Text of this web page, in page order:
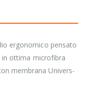
ergonomico pensato
in ottima microfibra
membrana Univers-